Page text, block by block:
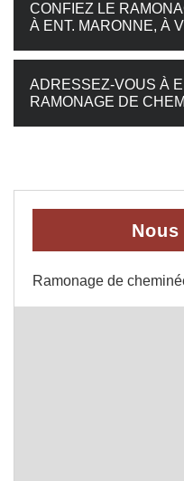
CONFIEZ LE
À ENT. MARONNE, À
ADRESSEZ-VOUS À
RAMONAGE DE
Ramonage de